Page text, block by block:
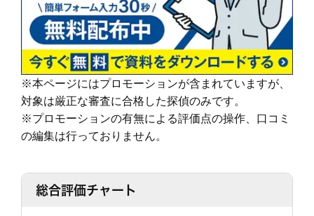
(他社２～３年に１回買い替え)
カウンセリング 「明朗会計」がモットー。 あとから請求は時
間延長以外一切なし！
依頼者様にあった最適なプランを、オーダーメ
イドで提案します。
続きを読む
報告書 「明朗会計」がモットー。 あとから請求は時
間延長以外一切なし！
依頼者様にあった最適なプランを、オーダーメ
イドで提案します。
土 日 月
※本ページにはプロモーションが含まれていますが、
対象は厳正な審査に合格した探偵のみです。
※プロモーションの有無による評価点の操作、口コミ
の編集は行っておりません。
総合評価チャート